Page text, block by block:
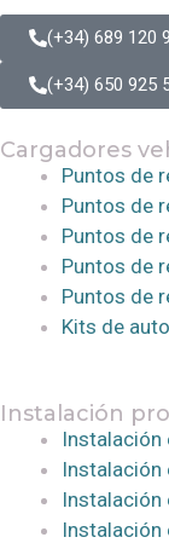
(+34) 689 120
(+34) 650 925
Cargadores
Puntos de
Puntos de
Puntos de
Puntos de
Puntos de
Kits de
Instalación
Instalación
Instalación
Instalación
Instalación